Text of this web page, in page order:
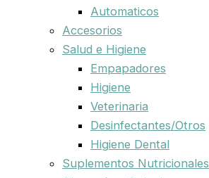
Automaticos
Accesorios
Salud e Higiene
Empapadores
Higiene
Veterinaria
Desinfectantes/Otros
Higiene Dental
Suplementos Nutricionales